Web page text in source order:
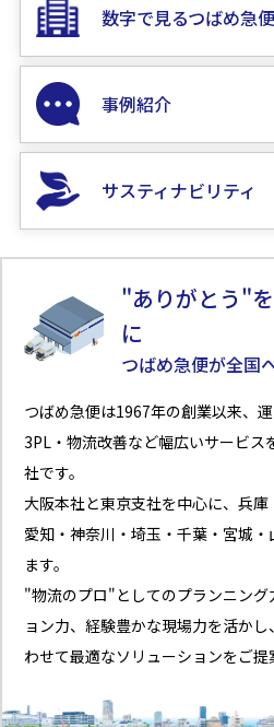
数字で見るつばめ急便
事例紹介
サスティナビリティ
"ありがとう"
に
つばめ急便が全国
つばめ急便は1967年の創業以来、
3PL・物流改善など幅広いサービス
社です。
大阪本社と東京支社を中心に、兵庫
愛知・神奈川・埼玉・千葉・宮城
ます。
"物流のプロ"としてのプランニング
ョン力、経験豊かな現場力を活か
わせて最適なソリューションをご提